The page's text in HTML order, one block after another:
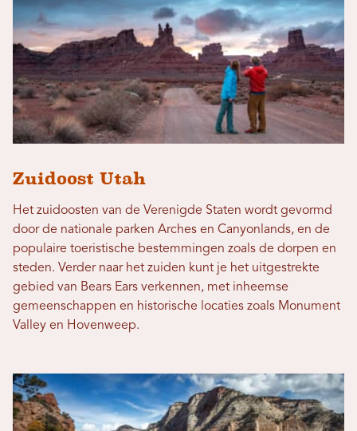
Zuidoost Utah
Het zuidoosten van de Verenigde Staten wordt gevormd
door de nationale parken Arches en Canyonlands, en de
populaire toeristische bestemmingen zoals de dorpen en
steden. Verder naar het zuiden kunt je het uitgestrekte
gebied van Bears Ears verkennen, met inheemse
gemeenschappen en historische locaties zoals Monument
Valley en Hovenweep.